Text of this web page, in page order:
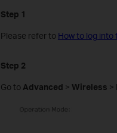
Step 1
Please refer to How to log
Step 2
Go to Advanced > Wireless >